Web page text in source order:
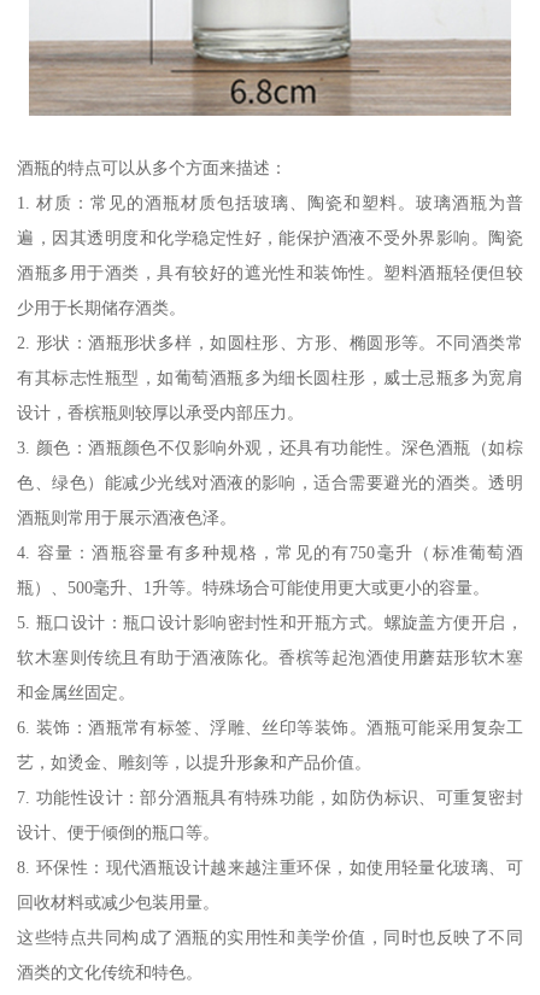
酒瓶的特点可以从多个方面来描述：
1. 材质：常见的酒瓶材质包括玻璃、陶瓷和塑料。玻璃酒瓶为普
遍，因其透明度和化学稳定性好，能保护酒液不受外界影响。陶瓷
酒瓶多用于酒类，具有较好的遮光性和装饰性。塑料酒瓶轻便但较
少用于长期储存酒类。
2. 形状：酒瓶形状多样，如圆柱形、方形、椭圆形等。不同酒类常
有其标志性瓶型，如葡萄酒瓶多为细长圆柱形，威士忌瓶多为宽肩
设计，香槟瓶则较厚以承受内部压力。
3. 颜色：酒瓶颜色不仅影响外观，还具有功能性。深色酒瓶（如棕
色、绿色）能减少光线对酒液的影响，适合需要避光的酒类。透明
酒瓶则常用于展示酒液色泽。
4. 容量：酒瓶容量有多种规格，常见的有750毫升（标准葡萄酒
瓶）、500毫升、1升等。特殊场合可能使用更大或更小的容量。
5. 瓶口设计：瓶口设计影响密封性和开瓶方式。螺旋盖方便开启，
软木塞则传统且有助于酒液陈化。香槟等起泡酒使用蘑菇形软木塞
和金属丝固定。
6. 装饰：酒瓶常有标签、浮雕、丝印等装饰。酒瓶可能采用复杂工
艺，如烫金、雕刻等，以提升形象和产品价值。
7. 功能性设计：部分酒瓶具有特殊功能，如防伪标识、可重复密封
设计、便于倾倒的瓶口等。
8. 环保性：现代酒瓶设计越来越注重环保，如使用轻量化玻璃、可
回收材料或减少包装用量。
这些特点共同构成了酒瓶的实用性和美学价值，同时也反映了不同
酒类的文化传统和特色。